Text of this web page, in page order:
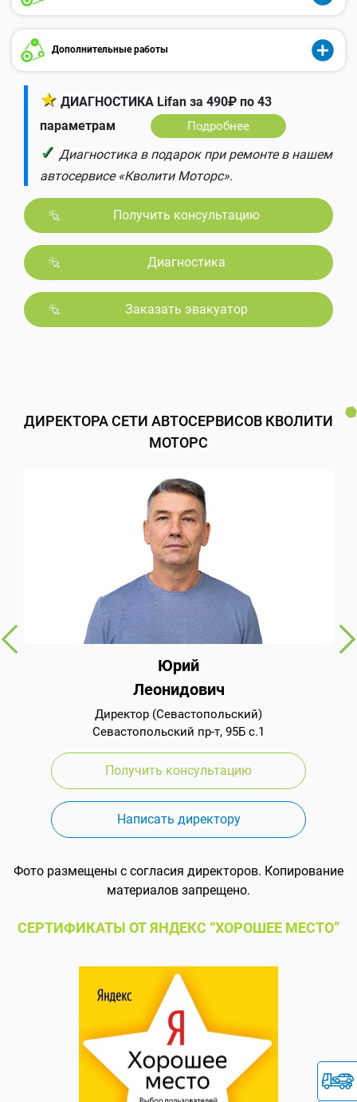
Дополнительные работы
★ ДИАГНОСТИКА Lifan за 490₽ по 43
параметрам
Подробнее
✓ Диагностика в подарок при ремонте в нашем
автосервисе «Кволити Моторс».
Получить консультацию
Диагностика
Заказать эвакуатор
ДИРЕКТОРА СЕТИ АВТОСЕРВИСОВ КВОЛИТИ
МОТОРС
Юрий
Леонидович
Директор (Севастопольский)
Севастопольский пр-т, 95Б с.1
Получить консультацию
Написать директору
Фото размещены с согласия директоров. Копирование
материалов запрещено.
СЕРТИФИКАТЫ ОТ ЯНДЕКС “ХОРОШЕЕ МЕСТО”